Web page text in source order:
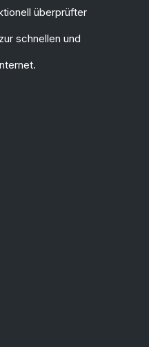
überprüfter
schnellen und